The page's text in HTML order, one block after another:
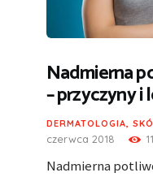
Nadmierna
– przyczyny i
DERMATOLOGIA,
czerwca 2018
Nadmierna